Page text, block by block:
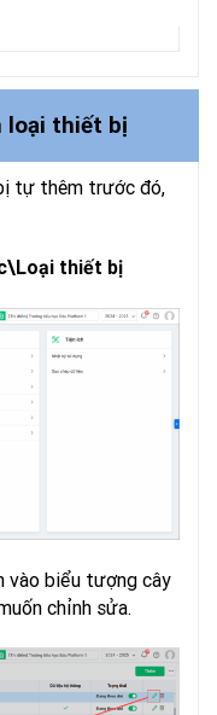
loại thiết bị
tự thêm trước đó,
\Loại thiết bị
vào biểu tượng cây
chỉnh sửa.